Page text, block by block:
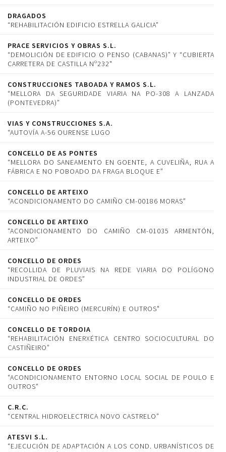
DRAGADOS
“REHABILITACIÓN EDIFICIO ESTRELLA GALICIA”
PRACE SERVICIOS Y OBRAS S.L.
“DEMOLICIÓN DE EDIFICIO O PENSO (CABANAS)” Y “CUBIERTA
CARRETERA DE CASTILLA Nº232"
CONSTRUCCIONES TABOADA Y RAMOS S.L.
“MELLORA DA SEGURIDADE VIARIA NA PO-308 A LANZADA
(PONTEVEDRA)”
VIAS Y CONSTRUCCIONES S.A.
“AUTOVÍA A-56 OURENSE LUGO
CONCELLO DE AS PONTES
“MELLORA DO SANEAMENTO EN GOENTE, A CUVELIÑA, RUA A
FÁBRICA E NO POBOADO DA FRAGA BLOQUE E”
CONCELLO DE ARTEIXO
“ACONDICIONAMENTO DO CAMIÑO CM-00186 MORAS”
CONCELLO DE ARTEIXO
“ACONDICIONAMENTO DO CAMIÑO CM-01035 ARMENTÓN,
ARTEIXO”
CONCELLO DE ORDES
“RECOLLIDA DE PLUVIAIS NA REDE VIARIA DO POLÍGONO
INDUSTRIAL DE ORDES”
CONCELLO DE ORDES
“CAMIÑO NO PIÑEIRO (MERCURÍN) E OUTROS"
CONCELLO DE TORDOIA
“REHABILITACIÓN ENERXÉTICA CENTRO SOCIOCULTURAL DO
CASTIÑEIRO”
CONCELLO DE ORDES
“ACONDICIONAMENTO ENTORNO LOCAL SOCIAL DE POULO E
OUTROS”
C.R.C.
“CENTRAL HIDROELECTRICA NOVO CASTRELO”
ATESVI S.L.
“EJECUCIÓN DE ADAPTACIÓN A LOS COND. URBANÍSTICOS DE